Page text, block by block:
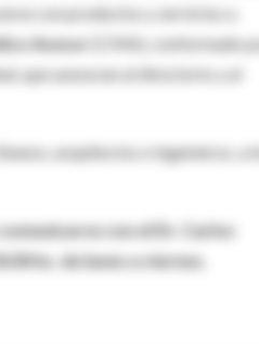
con productos y servicios a
Asesor
(CMA), conformado
que asesoran al directorio y al
arquitectos e ingenieros, a
con el Dr. Carlos
hs. de lunes a viernes.